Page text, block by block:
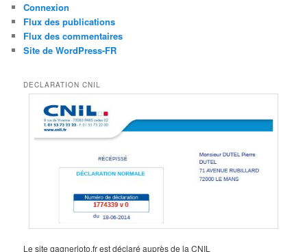
Connexion
Flux des publications
Flux des commentaires
Site de WordPress-FR
DECLARATION CNIL
Le site gagnerloto.fr est déclaré auprès de la CNIL